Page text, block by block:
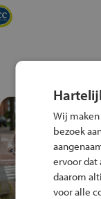
Wij
bezoek
ervoor dat
daarom
voor alle